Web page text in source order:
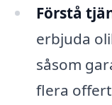
Förstå
erbjuda
såsom
flera